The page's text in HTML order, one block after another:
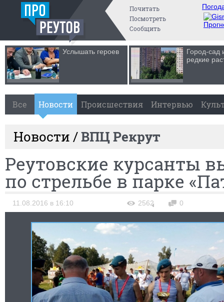
Почитать
Посмотреть
Сообщить
Услышать героев
Город-сад
редкие
Все Новости Происшествия Интервью
Новости /ВПЦ Рекрут
Реутовские курсанты
по стрельбе в парке
11.08.2016 в 16:10 2562 0